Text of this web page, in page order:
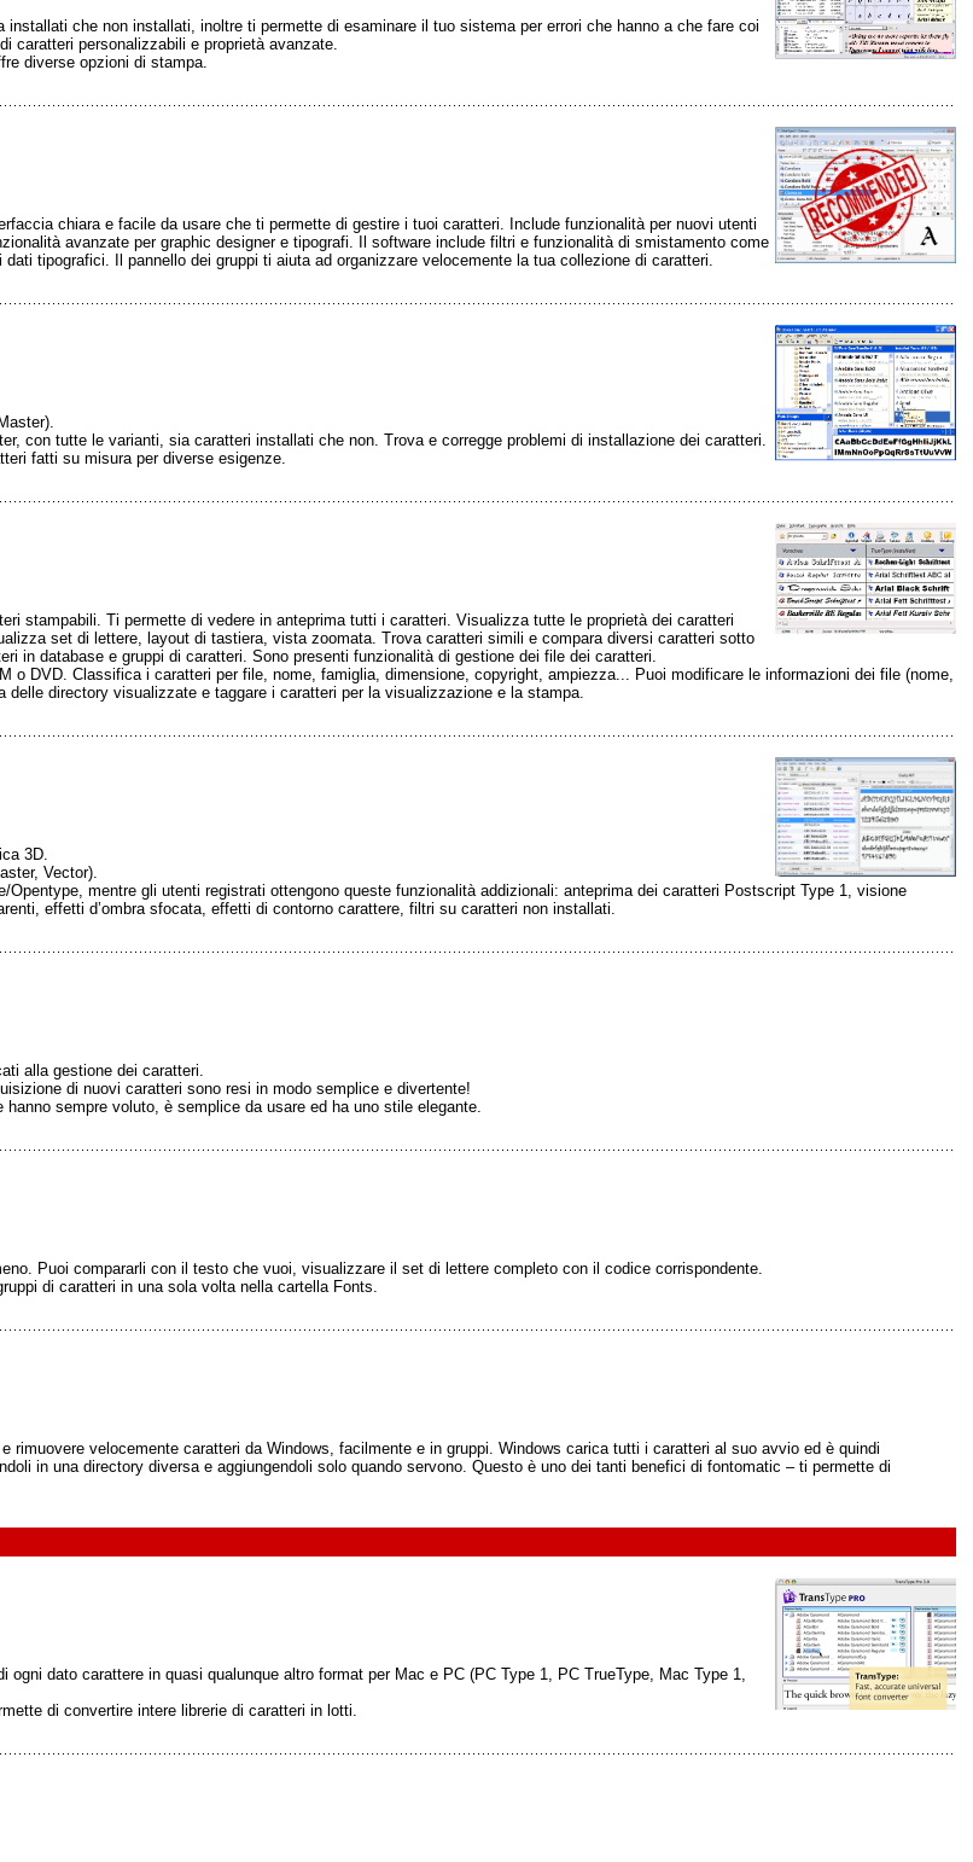
che non installati, inoltre ti permette di esaminare il tuo sistema per errori che hanno a che fare coi
caratteri personalizzabili e proprietà avanzate.
diverse opzioni di stampa.
chiara e facile da usare che ti permette di gestire i tuoi caratteri. Include funzionalità per nuovi utenti
avanzate per graphic designer e tipografi. Il software include filtri e funzionalità di smistamento come
tipografici. Il pannello dei gruppi ti aiuta ad organizzare velocemente la tua collezione di caratteri.
con tutte le varianti, sia caratteri installati che non. Trova e corregge problemi di installazione dei caratteri.
fatti su misura per diverse esigenze.
stampabili. Ti permette di vedere in anteprima tutti i caratteri. Visualizza tutte le proprietà dei caratteri
set di lettere, layout di tastiera, vista zoomata. Trova caratteri simili e compara diversi caratteri sotto
in database e gruppi di caratteri. Sono presenti funzionalità di gestione dei file dei caratteri.
o DVD. Classifica i caratteri per file, nome, famiglia, dimensione, copyright, ampiezza... Puoi modificare le informazioni dei file (nome,
directory visualizzate e taggare i caratteri per la visualizzazione e la stampa.
3D.
Vector).
mentre gli utenti registrati ottengono queste funzionalità addizionali: anteprima dei caratteri Postscript Type 1, visione
effetti d’ombra sfocata, effetti di contorno carattere, filtri su caratteri non installati.
alla gestione dei caratteri.
di nuovi caratteri sono resi in modo semplice e divertente!
sempre voluto, è semplice da usare ed ha uno stile elegante.
Puoi compararli con il testo che vuoi, visualizzare il set di lettere completo con il codice corrispondente.
di caratteri in una sola volta nella cartella Fonts.
rimuovere velocemente caratteri da Windows, facilmente e in gruppi. Windows carica tutti i caratteri al suo avvio ed è quindi
in una directory diversa e aggiungendoli solo quando servono. Questo è uno dei tanti benefici di fontomatic – ti permette di
dato carattere in quasi qualunque altro format per Mac e PC (PC Type 1, PC TrueType, Mac Type 1,
di convertire intere librerie di caratteri in lotti.